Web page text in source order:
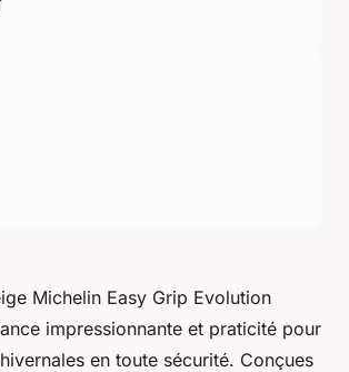
Michelin Easy Grip Evolution
impressionnante et praticité pour
en toute sécurité. Conçues